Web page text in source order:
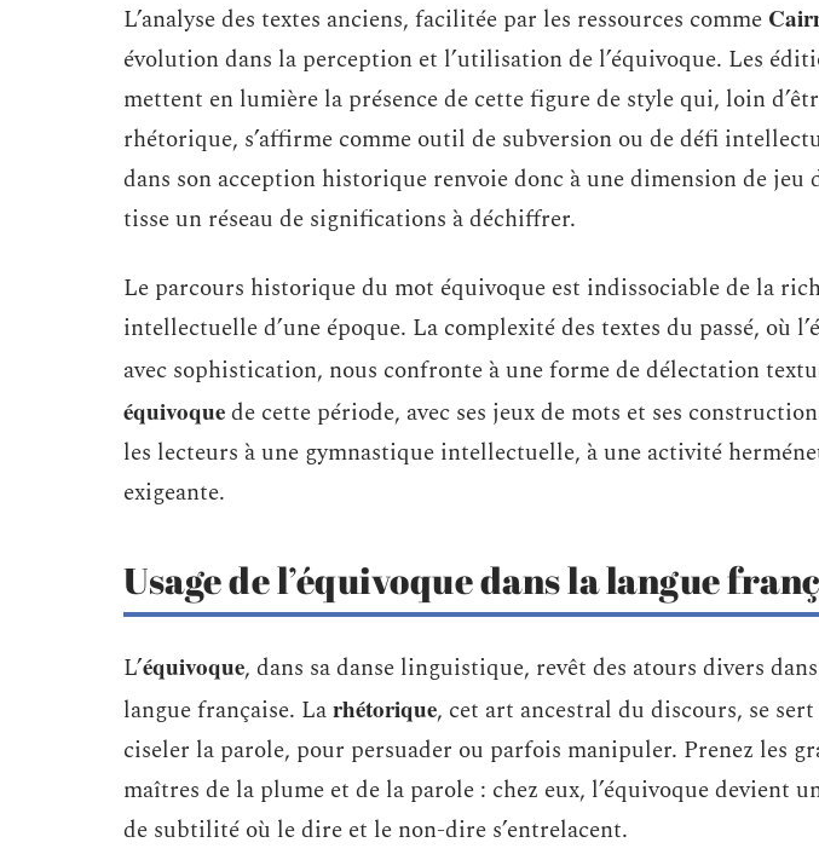
L’analyse des textes anciens, facilitée par les ressources comme
évolution dans la perception et l’utilisation de l’équivoque. Les
mettent en lumière la présence de cette figure de style qui, loin
rhétorique, s’affirme comme outil de subversion ou de défi
dans son acception historique renvoie donc à une dimension de jeu
tisse un réseau de significations à déchiffrer.
Le parcours historique du mot équivoque est indissociable de la
intellectuelle d’une époque. La complexité des textes du passé, où
avec sophistication, nous confronte à une forme de délectation
équivoquede cette période, avec ses jeux de mots et ses
les lecteurs à une gymnastique intellectuelle, à une activité
exigeante.
Usage de l’équivoque dans la langue
L’équivoque, dans sa danse linguistique, revêt des atours divers
langue française. Larhétorique, cet art ancestral du discours, se
ciseler la parole, pour persuader ou parfois manipuler. Prenez les
maîtres de la plume et de la parole : chez eux, l’équivoque devient
de subtilité où le dire et le non-dire s’entrelacent.